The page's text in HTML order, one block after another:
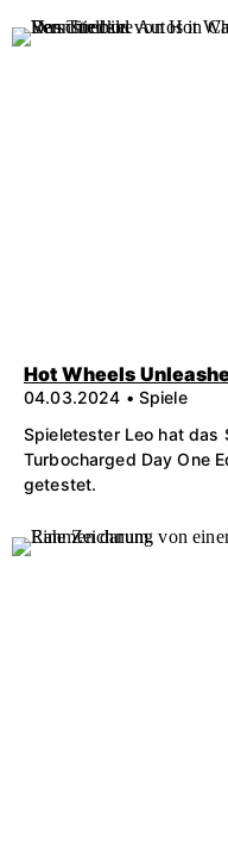
Hot Wheels
04.03.2024 • Spiele
Spieletester Leo hat das
Turbocharged Day One
getestet.